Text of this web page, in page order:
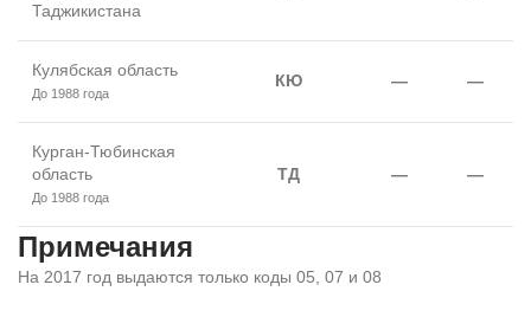
Таджикистана
Кулябская область
До 1988 года
КЮ — —
Курган-Тюбинская
область
До 1988 года
ТД — —
Примечания
На 2017 год выдаются только коды 05, 07 и 08